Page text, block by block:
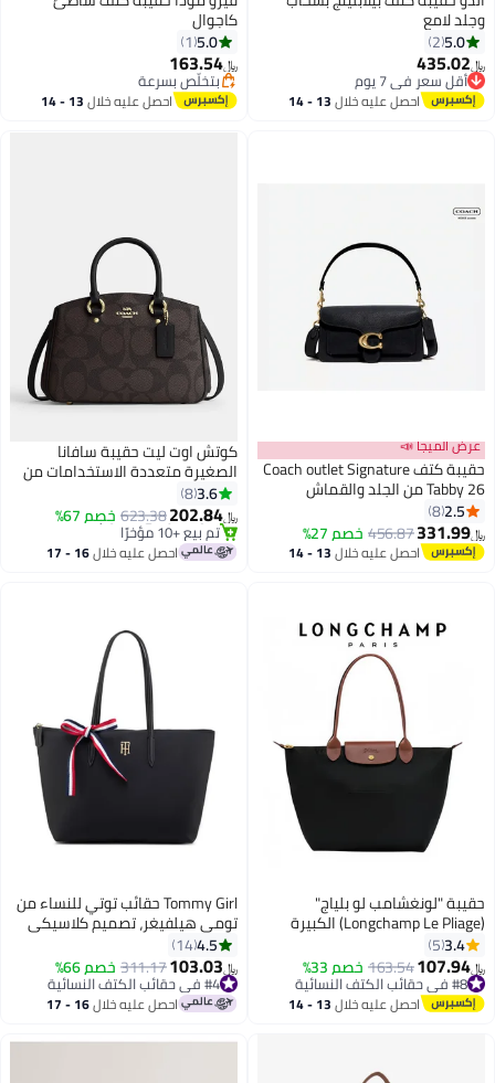
وجلد لامع
5.0
2
﷼‏435.02
أقل سعر في 7 يوم
أقل سعر في 7 يوماحصل عليه خلال 13 - 14
كاجوال
5.0
1
﷼‏163.54
بتخلّص بسرعة
بتخلّص بسرعةاحصل عليه خلال 13 - 14
عرض الميجا 📣
حقيبة كتف Coach outlet Signature
Tabby 26 من الجلد والقماش
2.5
8
﷼‏331.99
456.87خصم 27%
احصل عليه خلال 13 - 14
كوتش اوت ليت حقيبة سافانا
الصغيرة متعددة الاستخدامات من
قماش الكانفاس المميز، حقيبة
كتف نسائية، حقيبة كروس بودي
نسائية، حقيبة يد نسائية، حقيبة
تسوق نسائية، لون جوزي-أسود
3.6
8
﷼‏202.84
623.38خصم 67%
#13 في حقائب الكتف النسائية
أقل سعر في 30 يوم
تم بيع +10 مؤخرًا
احصل عليه خلال 16 - 17
حقيبة "لونغشامب لو بلياج"
(Longchamp Le Pliage) الكبيرة
للنساء – حقيبة كتف ويد خفيفة
الوزن وقابلة للطي، مزودة بسحّاب
ومقابض طويلة – لون أسود/بني
3.4
5
﷼‏107.94
163.54خصم 33% #8 في حقائب الكتف النسائية
تم بيع +10 مؤخرًا
#8 في حقائب الكتف النسائية احصل عليه خلال 13 - 14
2
Tommy Girl حقائب توتي للنساء من
تومي هيلفيغر، تصميم كلاسيكي
متعدد الاستخدامات بشريط توقيع
بسعة كبيرة لحقيبة كتف للسفر،
العمل، وصالة الألعاب الرياضية
4.5
14
﷼‏103.03
311.17خصم 66% #4 في حقائب الكتف النسائية
تم بيع +30 مؤخرًا
#4 في حقائب الكتف النسائية احصل عليه خلال 16 - 17